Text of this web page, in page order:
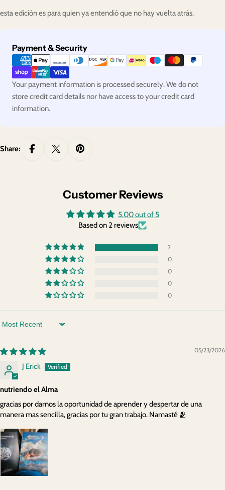
esta edición es para quien ya entendió que no hay vuelta atrás.
Payment & Security
Payment
methods
Your payment information is processed securely. We do not
store credit card details nor have access to your credit card
information.
Share:
Customer Reviews
5.00 out of 5
Based on 2 reviews
2
0
0
0
0
Sort by
05/23/2026
J Erick
nutriendo el Alma
gracias por darnos la oportunidad de aprender y despertar de una
manera mas sencilla, gracias por tu gran trabajo. Namasté 🫂